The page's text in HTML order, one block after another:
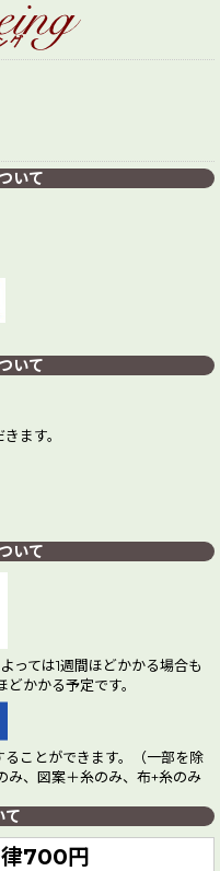
いて
いて
ます。
いて
っては1週間ほどかかる場合も
かかる予定です。
ことができます。（一部を除
み、図案＋糸のみ、布+糸のみ
て
700円